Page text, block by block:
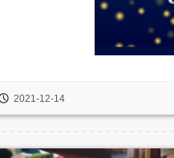
2021-12-14